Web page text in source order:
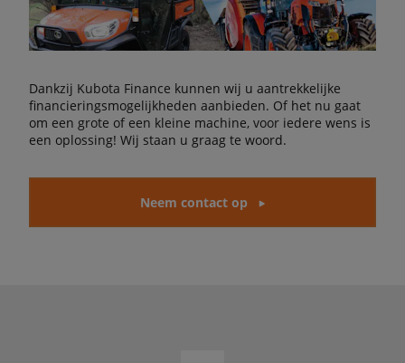
Dankzij Kubota Finance kunnen wij u aantrekkelijke
financieringsmogelijkheden aanbieden. Of het nu gaat
om een grote of een kleine machine, voor iedere wens is
een oplossing! Wij staan u graag te woord.
Neem contact op